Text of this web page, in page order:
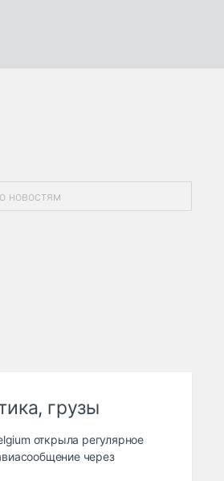
грузы
открыла регулярное
через